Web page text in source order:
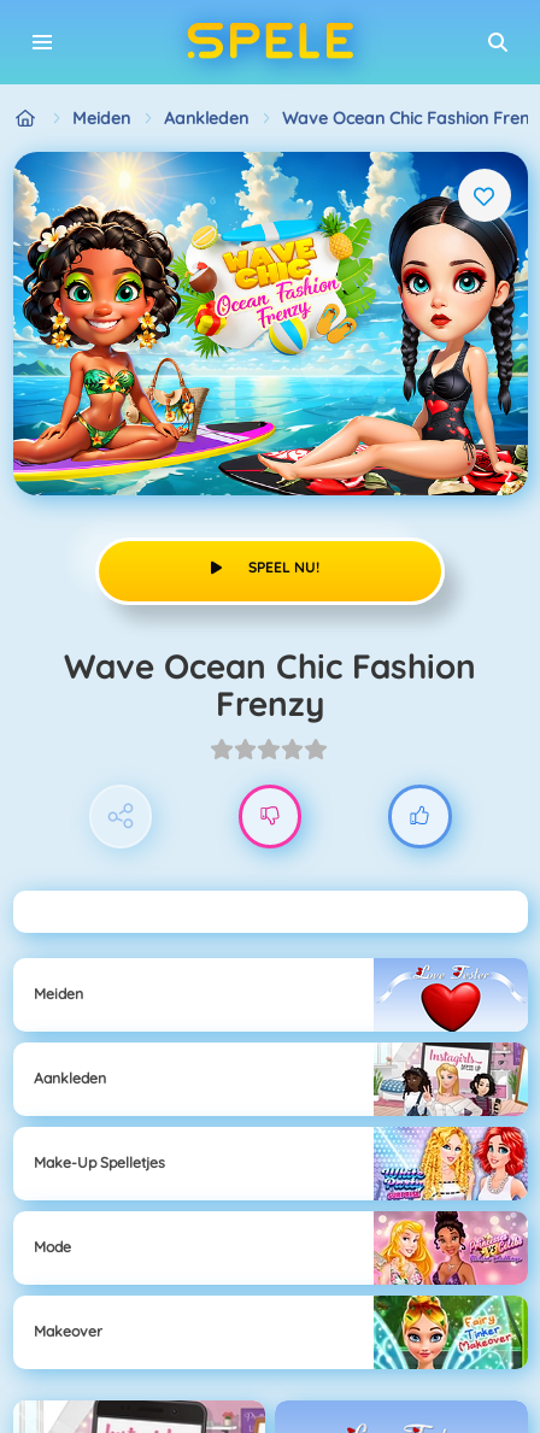
Meiden Aankleden Wave Ocean Chic Fashion
SPEEL NU!
Wave Ocean Chic Fashion
Frenzy
Meiden
Aankleden
Make-Up Spelletjes
Mode
Makeover